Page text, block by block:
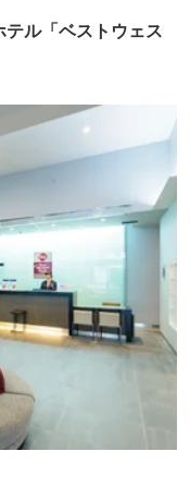
ル「ベストウェス